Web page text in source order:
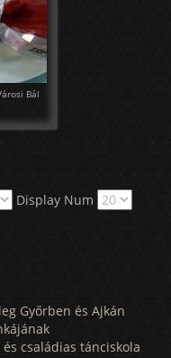
Bál
Display Num
Győrben és Ajkán
családias tánciskola